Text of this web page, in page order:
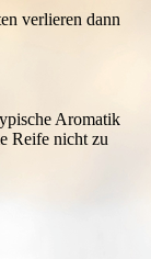
verlieren dann
Aromatik
Reife nicht zu